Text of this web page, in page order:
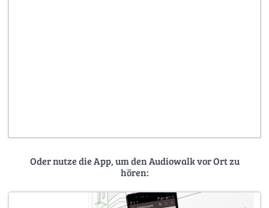
Oder nutze die App, um den Audiowalk vor Ort zu
hören: